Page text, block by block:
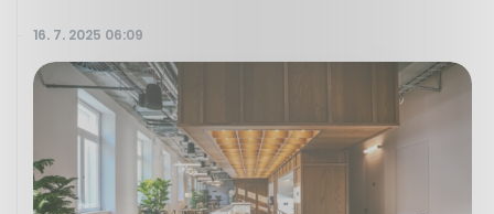
16. 7. 2025 06:09